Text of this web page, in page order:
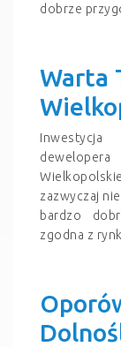
dobrze
Warta
Inwestycja
zazwyczaj
bardzo
zgodna z